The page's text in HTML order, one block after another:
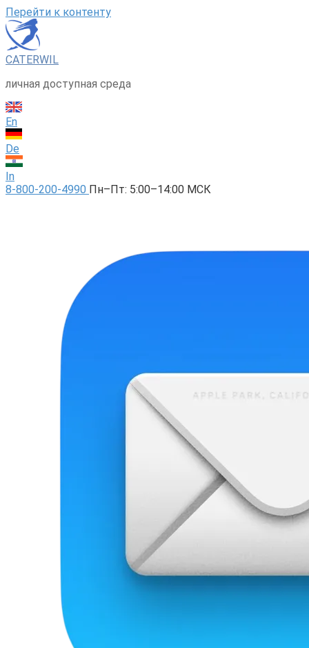
Перейти к контенту
CATERWIL
личная доступная среда
En
De
In
8-800-200-4990 Пн–Пт: 5:00–14:00 МСК